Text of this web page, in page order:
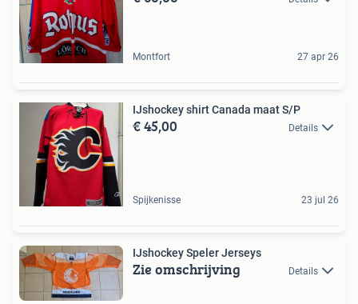
Montfort 27 apr 26
IJshockey shirt Canada maat S/P
€ 45,00 Details
Spijkenisse 23 jul 26
IJshockey Speler Jerseys
Zie omschrijving Details